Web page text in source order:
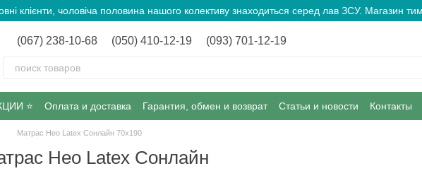
клієнти, чоловіча половина нашого колективу знаходиться серед лав ЗСУ. Магазин
(067) 238-10-68 (050) 410-12-19 (093) 701-12-19
⭐️ Оплата и доставка Гарантия, обмен и возврат Статьи и новости Контакты
Матрас Нео Latex Сонлайн 70х190
Нео Latex Сонлайн